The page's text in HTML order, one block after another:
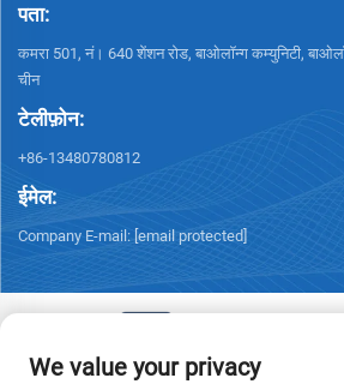
पता:
कमरा 501, नं। 640 शेंशन रोड, बाओलॉन्ग कम्युनिटी,
चीन
टेलीफ़ोन:
+86-13480780812
ईमेल:
Company E-mail: [email protected]
We value your privacy